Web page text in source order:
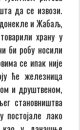
да се извози.
и Жабаљ,
храну у
би робу носили
се ипак није
ће железница
и друштвеном,
становништва
постојале лако